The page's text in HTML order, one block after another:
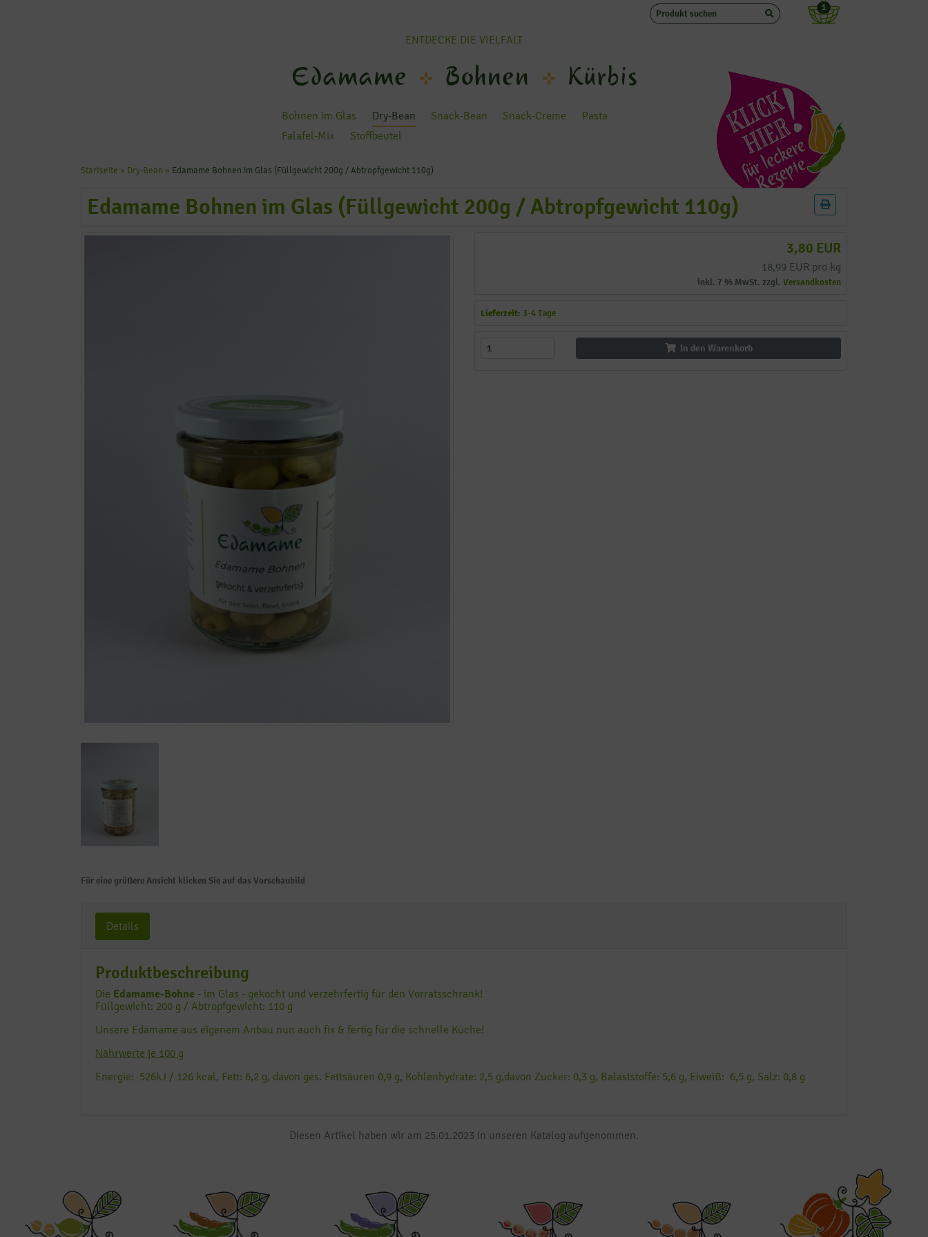
1
ENTDECKE DIE VIELFALT
Edamame Bohnen Kürbis
Bohnen im Glas Dry-Bean Snack-Bean Snack-Creme
Pasta
Falafel-Mix
Stoffbeutel
Startseite » Dry-Bean » Edamame Bohnen im Glas (Füllgewicht 200g / Abtropfgewicht 110g)
Edamame Bohnen im Glas (Füllgewicht 200g / Abtropfgewicht 110g)
Für eine größere Ansicht klicken Sie auf das Vorschaubild
3,80 EUR
18,99 EUR pro kg
inkl. 7 % MwSt. zzgl. Versandkosten
Lieferzeit: 3-4 Tage
In den Warenkorb
Details
Produktbeschreibung
Die Edamame-Bohne - im Glas - gekocht und verzehrfertig für den Vorratsschrank!
Füllgewicht: 200 g / Abtropfgewicht: 110 g
Unsere Edamame aus eigenem Anbau nun auch fix & fertig für die schnelle Küche!
Nährwerte je 100 g
Energie: 526kJ / 126 kcal, Fett: 6,2 g, davon ges. Fettsäuren 0,9 g, Kohlenhydrate: 2,5 g,davon Zucker: 0,3 g, Balaststoffe: 5,6 g, Eiweiß: 6,5 g, Salz: 0,8 g
Diesen Artikel haben wir am 25.01.2023 in unseren Katalog aufgenommen.